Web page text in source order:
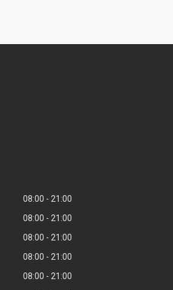
08:00
21:00
08:00
21:00
08:00
21:00
08:00
21:00
08:00
21:00